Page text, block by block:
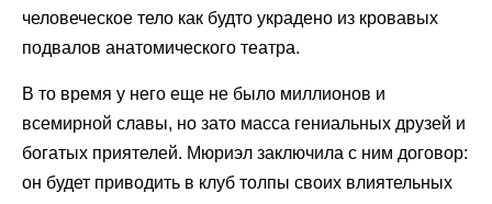
человеческое тело как будто украдено из кровавых
подвалов анатомического театра.
В то время у него еще не было миллионов и
всемирной славы, но зато масса гениальных друзей и
богатых приятелей. Мюриэл заключила с ним договор:
он будет приводить в клуб толпы своих влиятельных